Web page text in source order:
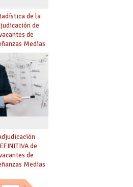
de la
de
de
Medias
el curso 26/27
de
de
Medias